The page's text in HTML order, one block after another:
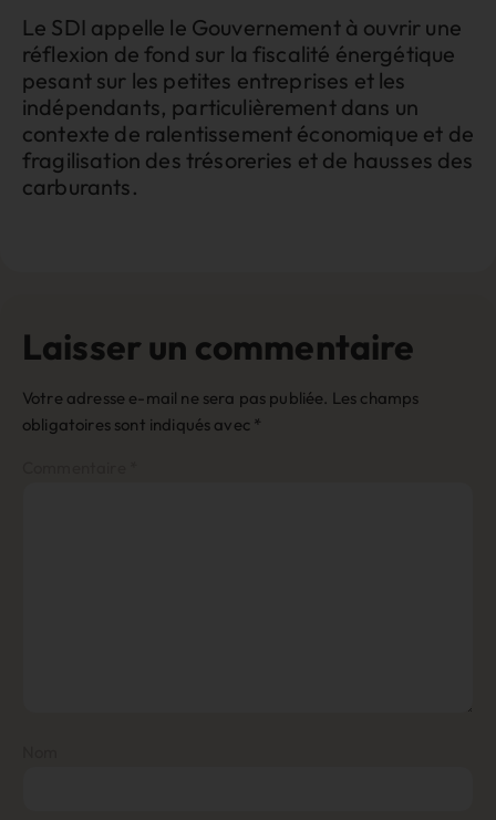
Le SDI appelle le Gouvernement à ouvrir une
réflexion de fond sur la fiscalité énergétique
pesant sur les petites entreprises et les
indépendants, particulièrement dans un
contexte de ralentissement économique et de
fragilisation des trésoreries et de hausses des
carburants.
Laisser un commentaire
Votre adresse e-mail ne sera pas publiée. Les champs
obligatoires sont indiqués avec *